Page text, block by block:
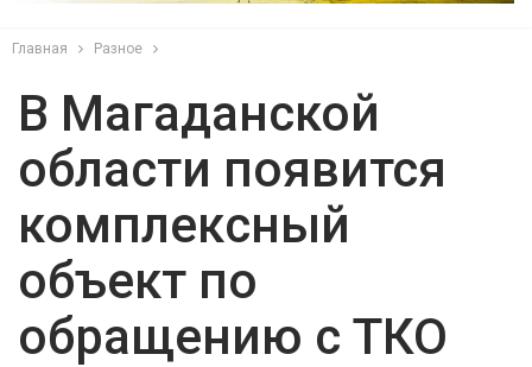
Главная Разное
В Магаданской
области появится
комплексный
объект по
обращению с ТКО